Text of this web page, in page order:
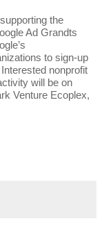
the
Ad Grandts
to sign-up
nonprofit
will be on
Venture Ecoplex,